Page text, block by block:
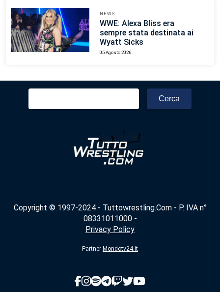
NEWS
WWE: Alexa Bliss era
sempre stata destinata ai
Wyatt Sicks
05 Agosto 2026
Ricerca
Copyright © 1997-2024 - Tuttowrestling.Com - P. IVA n°
08331011000 -
Privacy Policy
Partner Mondotv24.it